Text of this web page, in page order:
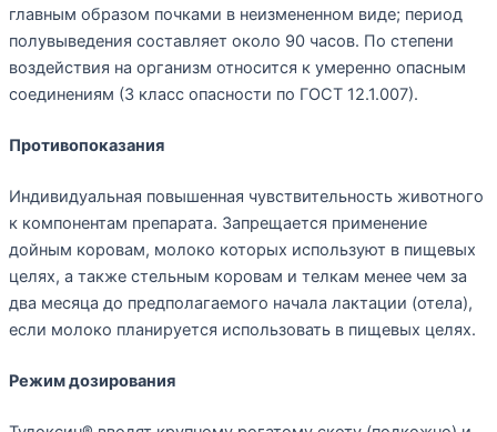
главным образом почками в неизмененном виде; период
полувыведения составляет около 90 часов. По степени
воздействия на организм относится к умеренно опасным
соединениям (3 класс опасности по ГОСТ 12.1.007).
Противопоказания
Индивидуальная повышенная чувствительность животного
к компонентам препарата. Запрещается применение
дойным коровам, молоко которых используют в пищевых
целях, а также стельным коровам и телкам менее чем за
два месяца до предполагаемого начала лактации (отела),
если молоко планируется использовать в пищевых целях.
Режим дозирования